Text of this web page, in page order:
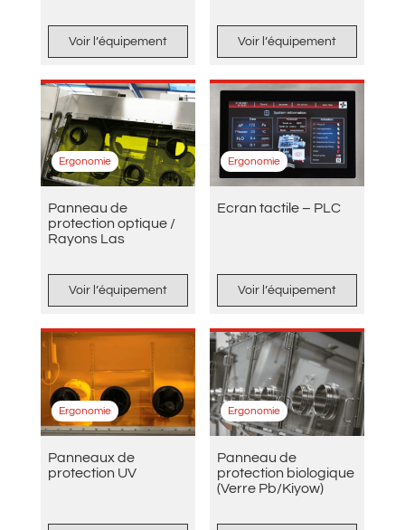
Voir l’équipement Voir l’équipement
Ergonomie
Panneau de
protection optique /
Rayons Las
Voir l’équipement
Ergonomie
Ecran tactile – PLC
Voir l’équipement
Ergonomie
Panneaux de
protection UV
Ergonomie
Panneau de
protection biologique
(Verre Pb/Kiyow)